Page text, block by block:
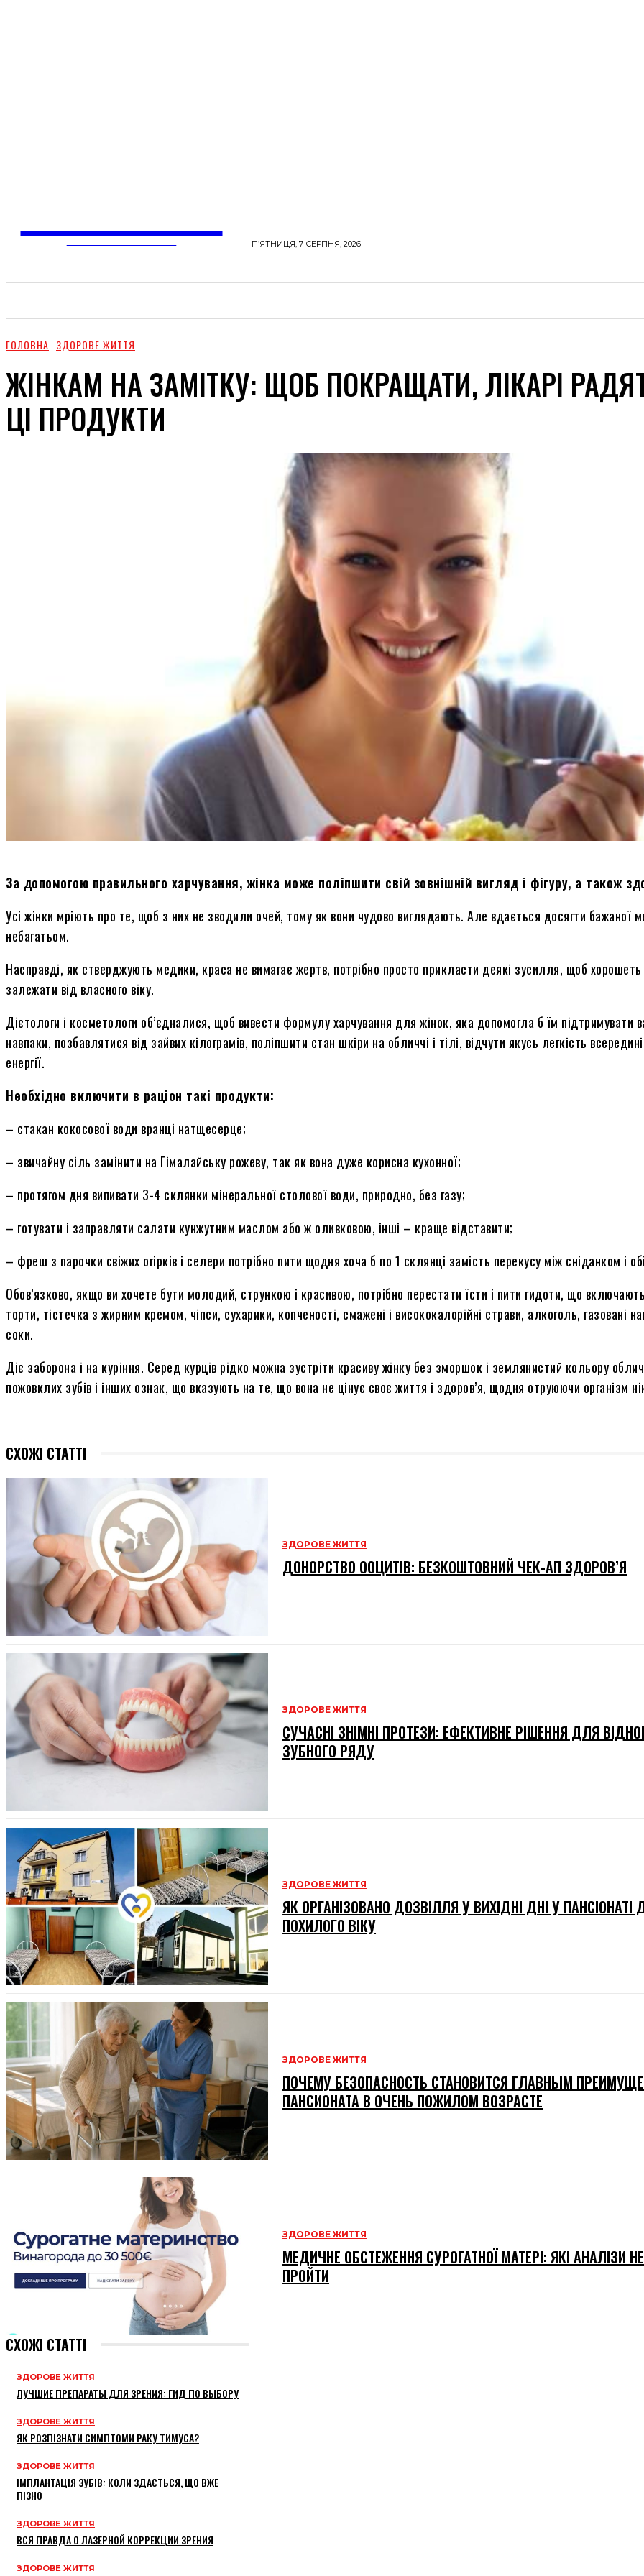
П’ЯТНИЦЯ, 7 СЕРПНЯ, 2026
ГОЛОВНА ЗДОРОВЕ ЖИТТЯ
ЖІНКАМ НА ЗАМІТКУ: ЩОБ ПОКРАЩАТИ, ЛІКАРІ
ЦІ ПРОДУКТИ
За допомогою правильного харчування, жінка може поліпшити свій зовнішній вигляд і фігуру, а також
Усі жінки мріють про те, щоб з них не зводили очей, тому як вони чудово виглядають. Але вдається досягти бажаної
небагатьом.
Насправді, як стверджують медики, краса не вимагає жертв, потрібно просто прикласти деякі зусилля, щоб
залежати від власного віку.
Дієтологи і косметологи об’єдналися, щоб вивести формулу харчування для жінок, яка допомогла б їм підтримувати
навпаки, позбавлятися від зайвих кілограмів, поліпшити стан шкіри на обличчі і тілі, відчути якусь легкість
енергії.
Необхідно включити в раціон такі продукти:
– стакан кокосової води вранці натщесерце;
– звичайну сіль замінити на Гімалайську рожеву, так як вона дуже корисна кухонної;
– протягом дня випивати 3-4 склянки мінеральної столової води, природно, без газу;
– готувати і заправляти салати кунжутним маслом або ж оливковою, інші – краще відставити;
– фреш з парочки свіжих огірків і селери потрібно пити щодня хоча б по 1 склянці замість перекусу між сніданком і
Обов’язково, якщо ви хочете бути молодий, стрункою і красивою, потрібно перестати їсти і пити гидоти, що
торти, тістечка з жирним кремом, чіпси, сухарики, копченості, смажені і висококалорійні страви, алкоголь, газовані
соки.
Діє заборона і на куріння. Серед курців рідко можна зустріти красиву жінку без зморшок і землянистий кольору
пожовклих зубів і інших ознак, що вказують на те, що вона не цінує своє життя і здоров’я, щодня отруюючи організм
СХОЖІ СТАТТІ
ЗДОРОВЕ ЖИТТЯ
ДОНОРСТВО ООЦИТІВ: БЕЗКОШТОВНИЙ ЧЕК-АП ЗДОРОВ’Я
ЗДОРОВЕ ЖИТТЯ
СУЧАСНІ ЗНІМНІ ПРОТЕЗИ: ЕФЕКТИВНЕ РІШЕННЯ ДЛЯ
ЗУБНОГО РЯДУ
ЗДОРОВЕ ЖИТТЯ
ЯК ОРГАНІЗОВАНО ДОЗВІЛЛЯ У ВИХІДНІ ДНІ У
ПОХИЛОГО ВІКУ
ЗДОРОВЕ ЖИТТЯ
ПОЧЕМУ БЕЗОПАСНОСТЬ СТАНОВИТСЯ ГЛАВНЫМ
ПАНСИОНАТА В ОЧЕНЬ ПОЖИЛОМ ВОЗРАСТЕ
ЗДОРОВЕ ЖИТТЯ
МЕДИЧНЕ ОБСТЕЖЕННЯ СУРОГАТНОЇ МАТЕРІ: ЯКІ АНАЛІЗИ
ПРОЙТИ
СХОЖІ СТАТТІ
ЗДОРОВЕ ЖИТТЯ
ЛУЧШИЕ ПРЕПАРАТЫ ДЛЯ ЗРЕНИЯ: ГИД ПО ВЫБОРУ
ЗДОРОВЕ ЖИТТЯ
ЯК РОЗПІЗНАТИ СИМПТОМИ РАКУ ТИМУСА?
ЗДОРОВЕ ЖИТТЯ
ІМПЛАНТАЦІЯ ЗУБІВ: КОЛИ ЗДАЄТЬСЯ, ЩО ВЖЕ
ПІЗНО
ЗДОРОВЕ ЖИТТЯ
ВСЯ ПРАВДА О ЛАЗЕРНОЙ КОРРЕКЦИИ ЗРЕНИЯ
ЗДОРОВЕ ЖИТТЯ